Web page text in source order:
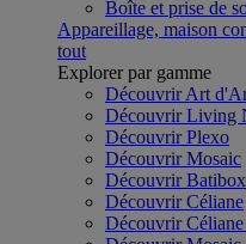
Boîte et prise de
Appareillage, maison
tout
Explorer par gamme
Découvrir Art
Découvrir Living
Découvrir Plexo
Découvrir Mosaic
Découvrir Batibox
Découvrir Céliane
Découvrir